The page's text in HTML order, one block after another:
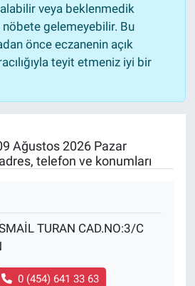
veya beklenmedik
gelemeyebilir. Bu
önce eczanenin açık
teyit etmeniz iyi bir
Ağustos 2026 Pazar
telefon ve konumları
TURAN CAD.NO:3/C
0 (454) 641 33 63